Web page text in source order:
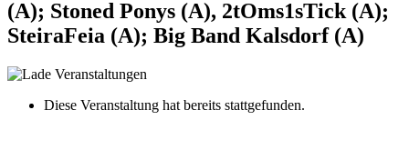
(A); Stoned Ponys (A), 2tOms1sTick (A);
SteiraFeia (A); Big Band Kalsdorf (A)
Diese Veranstaltung hat bereits stattgefunden.